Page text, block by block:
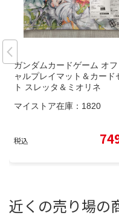
ガンダムカードゲーム オ
ャルプレイマット＆カード
ト スレッタ＆ミオリネ
マイストア在庫： 1820
税込
近くの売り場の